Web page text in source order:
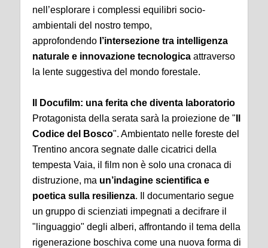
nell’esplorare i complessi equilibri socio-
ambientali del nostro tempo,
approfondendo l’intersezione tra intelligenza
naturale e innovazione tecnologica attraverso
la lente suggestiva del mondo forestale.
Il Docufilm: una ferita che diventa laboratorio
Protagonista della serata sarà la proiezione de "
Codice del Bosco". Ambientato nelle foreste del
Trentino ancora segnate dalle cicatrici della
tempesta Vaia, il film non è solo una cronaca di
distruzione, ma un’indagine scientifica e
poetica sulla resilienza. Il documentario segue
un gruppo di scienziati impegnati a decifrare il
"linguaggio" degli alberi, affrontando il tema della
rigenerazione boschiva come una nuova forma di